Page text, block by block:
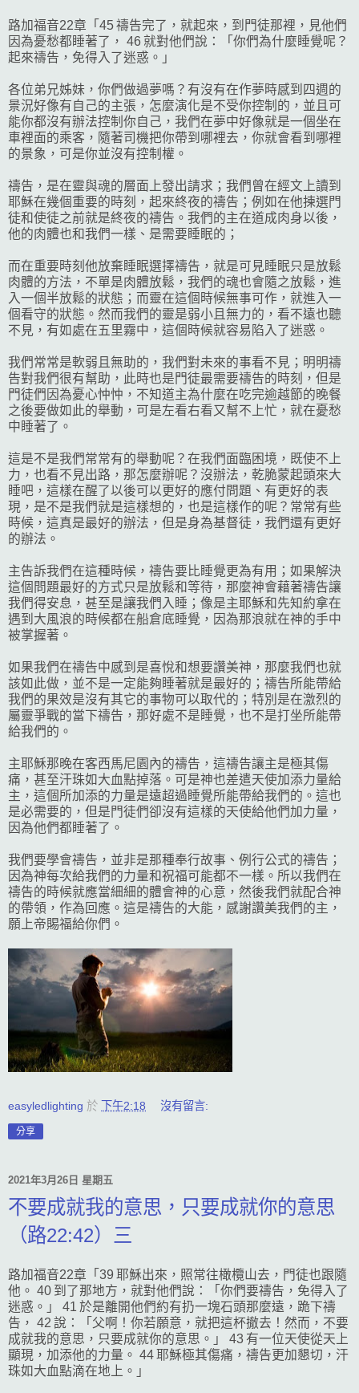
路加福音22章「45 禱告完了，就起來，到門徒那裡，見他們
因為憂愁都睡著了， 46 就對他們說：「你們為什麼睡覺呢？
起來禱告，免得入了迷惑。」
各位弟兄姊妹，你們做過夢嗎？有沒有在作夢時感到四週的
景況好像有自己的主張，怎麼演化是不受你控制的，並且可
能你都沒有辦法控制你自己，我們在夢中好像就是一個坐在
車裡面的乘客，隨著司機把你帶到哪裡去，你就會看到哪裡
的景象，可是你並沒有控制權。
禱告，是在靈與魂的層面上發出請求；我們曾在經文上讀到
耶穌在幾個重要的時刻，起來終夜的禱告；例如在他揀選門
徒和使徒之前就是終夜的禱告。我們的主在道成肉身以後，
他的肉體也和我們一樣、是需要睡眠的；
而在重要時刻他放棄睡眠選擇禱告，就是可見睡眠只是放鬆
肉體的方法，不單是肉體放鬆，我們的魂也會隨之放鬆，進
入一個半放鬆的狀態；而靈在這個時候無事可作，就進入一
個看守的狀態。然而我們的靈是弱小且無力的，看不遠也聽
不見，有如處在五里霧中，這個時候就容易陷入了迷惑。
我們常常是軟弱且無助的，我們對未來的事看不見；明明禱
告對我們很有幫助，此時也是門徒最需要禱告的時刻，但是
門徒們因為憂心忡忡，不知道主為什麼在吃完逾越節的晚餐
之後要做如此的舉動，可是左看右看又幫不上忙，就在憂愁
中睡著了。
這是不是我們常常有的舉動呢？在我們面臨困境，既使不上
力，也看不見出路，那怎麼辦呢？沒辦法，乾脆蒙起頭來大
睡吧，這樣在醒了以後可以更好的應付問題、有更好的表
現，是不是我們就是這樣想的，也是這樣作的呢？常常有些
時候，這真是最好的辦法，但是身為基督徒，我們還有更好
的辦法。
主告訴我們在這種時候，禱告要比睡覺更為有用；如果解決
這個問題最好的方式只是放鬆和等待，那麼神會藉著禱告讓
我們得安息，甚至是讓我們入睡；像是主耶穌和先知約拿在
遇到大風浪的時候都在船倉底睡覺，因為那浪就在神的手中
被掌握著。
如果我們在禱告中感到是喜悅和想要讚美神，那麼我們也就
該如此做，並不是一定能夠睡著就是最好的；禱告所能帶給
我們的果效是沒有其它的事物可以取代的；特別是在激烈的
屬靈爭戰的當下禱告，那好處不是睡覺，也不是打坐所能帶
給我們的。
主耶穌那晚在客西馬尼園內的禱告，這禱告讓主是極其傷
痛，甚至汗珠如大血點掉落。可是神也差遣天使加添力量給
主，這個所加添的力量是遠超過睡覺所能帶給我們的。這也
是必需要的，但是門徒們卻沒有這樣的天使給他們加力量，
因為他們都睡著了。
我們要學會禱告，並非是那種奉行故事、例行公式的禱告；
因為神每次給我們的力量和祝福可能都不一樣。所以我們在
禱告的時候就應當細細的體會神的心意，然後我們就配合神
的帶領，作為回應。這是禱告的大能，感謝讚美我們的主，
願上帝賜福給你們。
easyledlighting 於 下午2:18 沒有留言:
分享
2021年3月26日 星期五
不要成就我的意思，只要成就你的意思
（路22:42）三
路加福音22章「39 耶穌出來，照常往橄欖山去，門徒也跟隨
他。 40 到了那地方，就對他們說：「你們要禱告，免得入了
迷惑。」 41 於是離開他們約有扔一塊石頭那麼遠，跪下禱
告， 42 說：「父啊！你若願意，就把這杯撤去！然而，不要
成就我的意思，只要成就你的意思。」 43 有一位天使從天上
顯現，加添他的力量。 44 耶穌極其傷痛，禱告更加懇切，汗
珠如大血點滴在地上。」